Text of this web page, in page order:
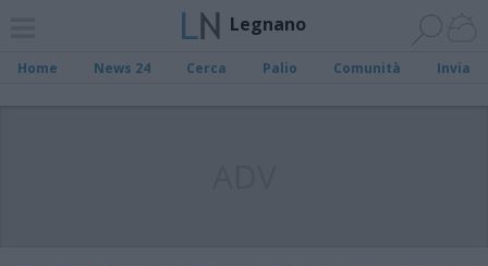
Legnano
Home News 24 Cerca Palio Comunità Invia